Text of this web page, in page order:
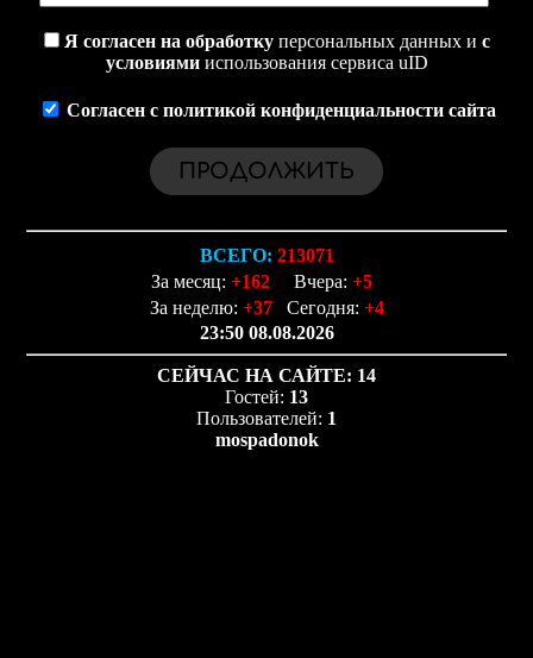
Я согласен на обработкуперсональных данных и с
условиямииспользования сервиса uID
Согласен с политикой конфиденциальности сайта
ВСЕГО: 213071
За месяц: +162 Вчера: +5
За неделю: +37 Сегодня: +4
23:50 08.08.2026
СЕЙЧАС НА САЙТЕ: 14
Гостей: 13
Пользователей: 1
mospadonok